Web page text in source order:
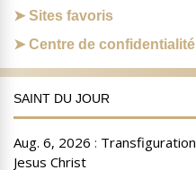
Sites favoris
Centre de confidentialité
SAINT DU JOUR